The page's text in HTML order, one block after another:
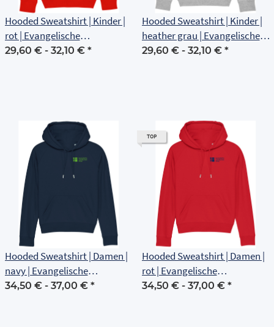
Hooded Sweatshirt | Kinder |
rot | Evangelische
Grundschule Erfurt
29,60 € - 32,10 € *
Hooded Sweatshirt | Kinder |
heather grau | Evangelische
Grundschule Erfurt
29,60 € - 32,10 € *
Hooded Sweatshirt | Damen |
navy | Evangelische
Grundschule Erfurt
34,50 € - 37,00 € *
TOP
Hooded Sweatshirt | Damen |
rot | Evangelische
Grundschule Erfurt
34,50 € - 37,00 € *